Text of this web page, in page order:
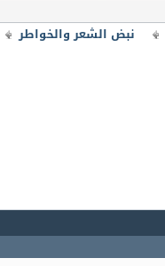
نبض الشعر والخواطر